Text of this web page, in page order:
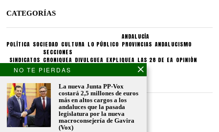
CATEGORÍAS
POLÍTICA SOCIEDAD CULTURA LO PÚBLICO
ANDALUCÍA
PROVINCIAS ANDALUCISMO
SINDICATOS
SECCIONES
CRONIQUEA DIVULGUEA EXPLIQUEA LAS 28 DE EA OPINIÓN
CONDICIONES LEGALES
Aviso legal
Politica de privacidad
Politica de condiciones
NO TE PIERDAS
La nueva Junta PP-Vox
costará 2,5 millones de euros
más en altos cargos a los
andaluces que la pasada
legislatura por la nueva
macroconsejería de Gavira
(Vox)